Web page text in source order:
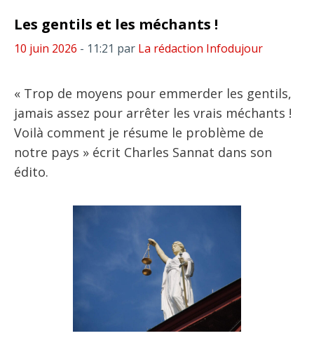
Les gentils et les méchants !
10 juin 2026 - 11:21 par La rédaction Infodujour
« Trop de moyens pour emmerder les gentils,
jamais assez pour arrêter les vrais méchants !
Voilà comment je résume le problème de
notre pays » écrit Charles Sannat dans son
édito.